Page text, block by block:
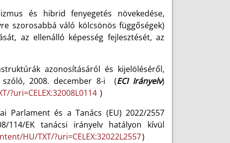
és hibrid fenyegetés növekedése,
szorosabbá váló kölcsönös függőségek)
az ellenálló képesség fejlesztését, az
azonosításáról és kijelöléséről,
szóló, 2008. december 8-i (ECI Irányelv)
)
Parlament és a Tanács (EU) 2022/2557
114/EK tanácsi irányelv hatályon kívül
HU/TXT/?uri=CELEX:32022L2557)